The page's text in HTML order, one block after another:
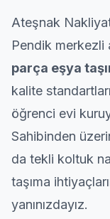
Ateşnak
Pendik merkezli
parça eşya
kalite
öğrenci evi
Sahibinden
da tekli koltuk
taşıma
yanınızdayız.